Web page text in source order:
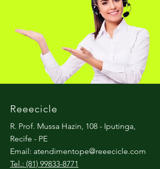
Reeecicle
R. Prof. Mussa Hazin, 108 - Iputinga,
Recife - PE
Email: atendimentope@reeecicle.com
Tel.: (81) 99833-8771